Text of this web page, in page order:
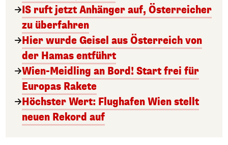
IS ruft jetzt Anhänger auf, Österreicher
zu überfahren
Hier wurde Geisel aus Österreich von
der Hamas entführt
Wien-Meidling an Bord! Start frei für
Europas Rakete
Höchster Wert: Flughafen Wien stellt
neuen Rekord auf